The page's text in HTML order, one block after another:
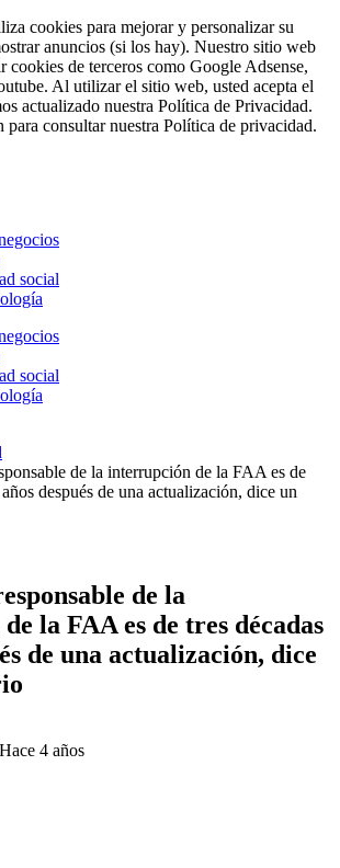
cookies para mejorar y personalizar su
anuncios (si los hay). Nuestro sitio web
cookies de terceros como Google Adsense,
Al utilizar el sitio web, usted acepta el
actualizado nuestra Política de Privacidad.
para consultar nuestra Política de privacidad.
social
social
de la interrupción de la FAA es de
después de una actualización, dice un
de la
la FAA es de tres décadas
de una actualización, dice
Hace 4 años